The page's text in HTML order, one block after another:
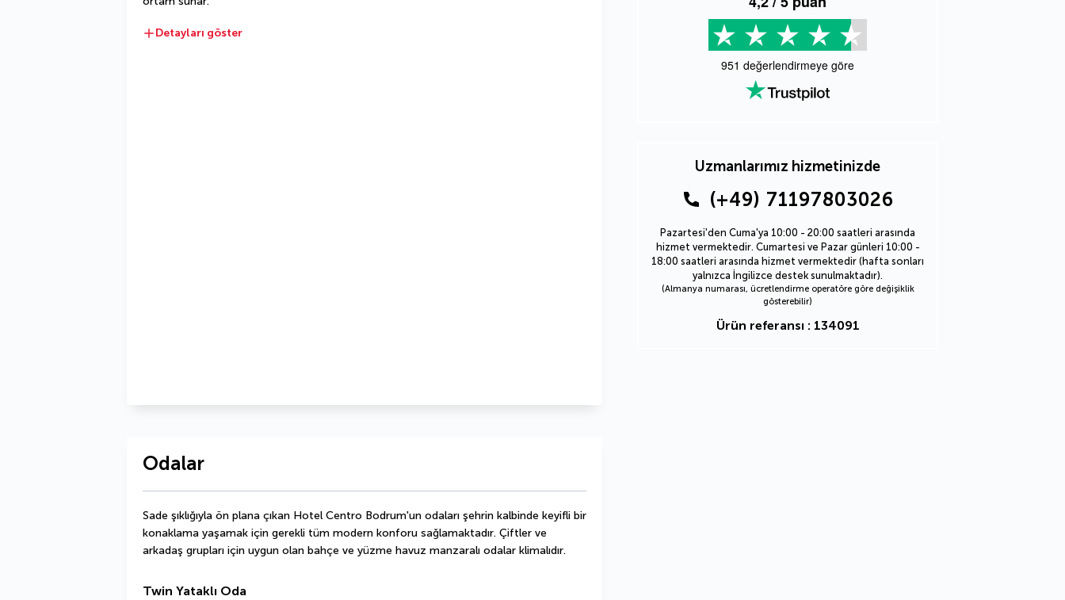
951 değerlendirmeye göre
Uzmanlarımız hizmetinizde
(+49) 71197803026
Pazartesi'den Cuma'ya 10:00 - 20:00 saatleri arasında
hizmet vermektedir. Cumartesi ve Pazar günleri 10:00 -
18:00 saatleri arasında hizmet vermektedir (hafta sonları
yalnızca İngilizce destek sunulmaktadır).
(Almanya numarası, ücretlendirme operatöre göre değişiklik
gösterebilir)
Ürün referansı : 134091
Detayları göster
Odalar
Sade şıklığıyla ön plana çıkan Hotel Centro Bodrum'un odaları şehrin kalbinde keyifli bir
konaklama yaşamak için gerekli tüm modern konforu sağlamaktadır. Çiftler ve
arkadaş grupları için uygun olan bahçe ve yüzme havuz manzaralı odalar klimalıdır.
Twin Yataklı Oda